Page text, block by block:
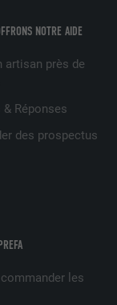
les
NOTRE AIDE
artisan près de
Réponses
des prospectus
sur
de